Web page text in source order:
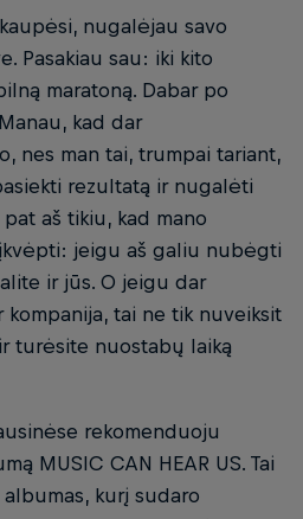
nugalėjau savo
Pasakiau sau: iki kito
maratoną. Dabar po
kad dar
nes man tai, trumpai tariant,
rezultatą ir nugalėti
aš tikiu, kad mano
jeigu aš galiu nubėgti
ir jūs. O jeigu dar
tai ne tik nuveiksit
turėsite nuostabų laiką
rekomenduoju
MUSIC CAN HEAR US. Tai
kurį sudaro